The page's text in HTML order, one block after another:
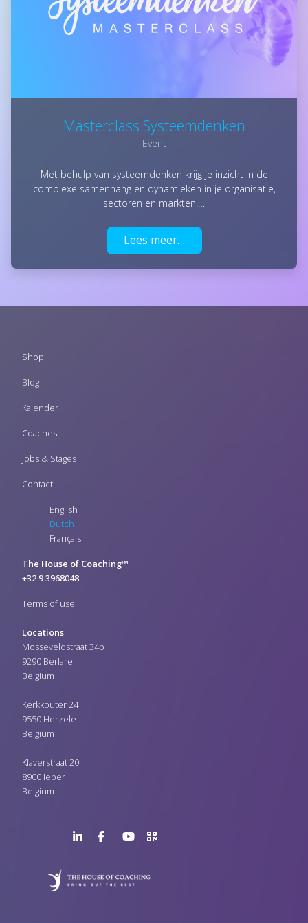
Masterclass Systeemdenken
Event
Met behulp van systeemdenken krijg je inzicht in de
complexe samenhang en dynamieken in je organisatie,
sectoren en markten.…
Lees meer…
Footer
Shop
Blog
Kalender
Coaches
Jobs & Stages
Contact
English
Dutch
Français
The House of Coaching™
+32 9 3968048
Terms of use
Locations
Mosseveldstraat 34b
9290 Berlare
Belgium
Kerkkouter 24
9550 Herzele
Belgium
Klaverstraat 20
8900 Ieper
Belgium
PagePageChannel
QR